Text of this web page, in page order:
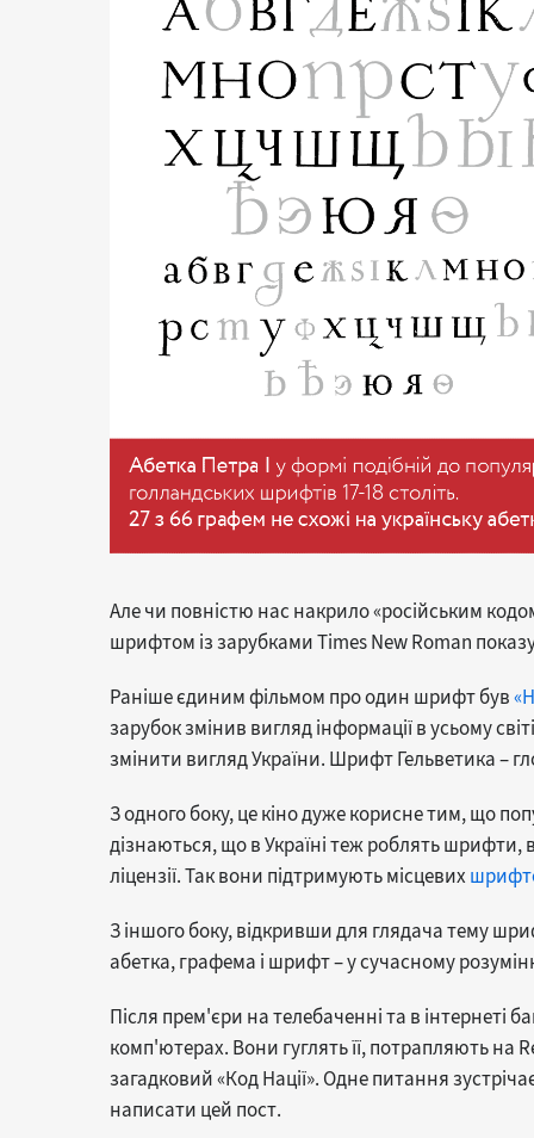
Але чи повністю нас накрило «російським
шрифтом із зарубками Times New Roman
Раніше єдиним фільмом про один шрифт був
зарубок змінив вигляд інформації в усьому
змінити вигляд України. Шрифт Гельветика –
З одного боку, це кіно дуже корисне тим, що
дізнаються, що в Україні теж роблять шрифти,
ліцензії. Так вони підтримують місцевих
З іншого боку, відкривши для глядача тему
абетка, графема і шрифт – у сучасному
Після прем'єри на телебаченні та в інтернеті
комп'ютерах. Вони гуглять її, потрапляють на
загадковий «Код Нації». Одне питання
написати цей пост.